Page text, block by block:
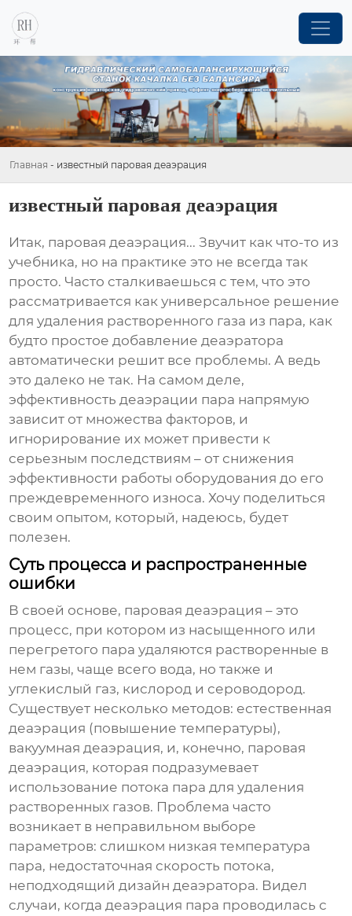
Главная - известный паровая деаэрация
известный паровая деаэрация
Итак, паровая деаэрация... Звучит как что-то из
учебника, но на практике это не всегда так
просто. Часто сталкиваешься с тем, что это
рассматривается как универсальное решение
для удаления растворенного газа из пара, как
будто простое добавление деаэратора
автоматически решит все проблемы. А ведь
это далеко не так. На самом деле,
эффективностьдеаэрации пара напрямую
зависит от множества факторов, и
игнорирование их может привести к
серьезным последствиям – от снижения
эффективности работы оборудования до его
преждевременного износа. Хочу поделиться
своим опытом, который, надеюсь, будет
полезен.
Суть процесса и распространенные
ошибки
В своей основе, паровая деаэрация – это
процесс, при котором из насыщенного или
перегретого пара удаляются растворенные в
нем газы, чаще всего вода, но также и
углекислый газ, кислород и сероводород.
Существует несколько методов: естественная
деаэрация (повышение температуры),
вакуумная деаэрация, и, конечно, паровая
деаэрация, которая подразумевает
использование потока пара для удаления
растворенных газов. Проблема часто
возникает в неправильном выборе
параметров: слишком низкая температура
пара, недостаточная скорость потока,
неподходящий дизайн деаэратора. Видел
случаи, когдадеаэрация пара проводилась с